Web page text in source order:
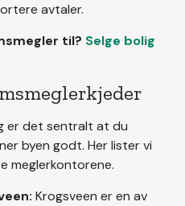
avtaler.
til? Selge bolig
er det sentralt at du
byen godt. Her lister vi
meglerkontorene.
Krogsveen er en av